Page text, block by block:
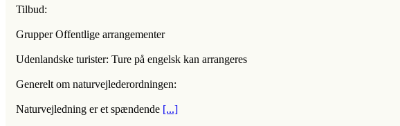
Tilbud:
Grupper Offentlige arrangementer
Udenlandske turister: Ture på engelsk kan arrangeres
Generelt om naturvejlederordningen:
Naturvejledning er et spændende [...]